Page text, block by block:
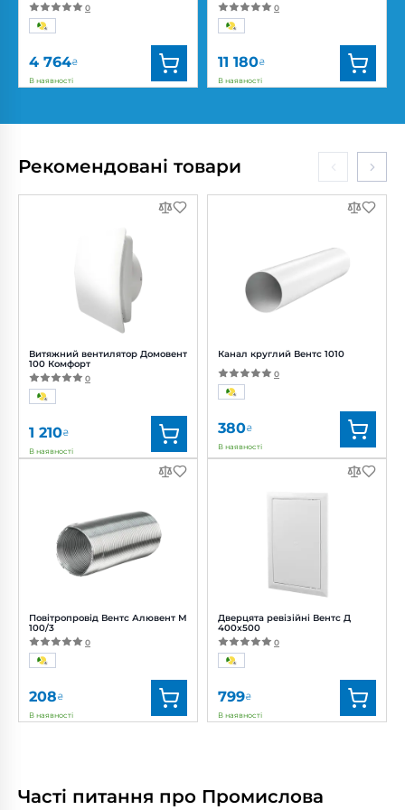
0
4 764₴
В наявності
Артикул: 0688299771
Потужність:
82, 101, 113 Вт
37, 40, 42 дБ(А)
0
11 180₴
В наявності
Артикул: 0000227227
250 мм
Потужність:
194 Вт
50 дБ(А)
Рекомендовані товари
Витяжний вентилятор Домовент
100 Комфорт
0
1 210₴
В наявності
Домовент
Діаметр:
100 мм
Потужність:
2 Вт
Рівень шуму:22 дБ(А)
Повітропровід Вентс Алювент М
100/3
0
208₴
В наявності
Канал круглий Вентс 1010
0
380₴
В наявності
Вентс
Артикул: 0000224929
Дверцята ревізійні Вентс Д
400x500
0
799₴
В наявності
Часті питання про Промислова